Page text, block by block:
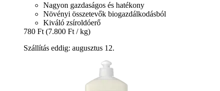
Nagyon gazdaságos és hatékony
Növényi összetevők biogazdálkodásból
Kiváló zsíroldóerő
780 Ft (7.800 Ft / kg)
Szállítás eddig: augusztus 12.